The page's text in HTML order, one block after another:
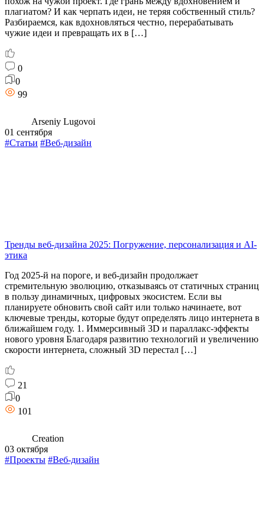
плагиатом? И как черпать идеи, не теряя собственный стиль?
Разбираемся, как вдохновляться честно, перерабатывать
чужие идеи и превращать их в […]
0
0
99
Arseniy Lugovoi
01 сентября
#Статьи #Веб-дизайн
Тренды веб-дизайна 2025: Погружение, персонализация и AI-
этика
Год 2025-й на пороге, и веб-дизайн продолжает
стремительную эволюцию, отказываясь от статичных страниц
в пользу динамичных, цифровых экосистем. Если вы
планируете обновить свой сайт или только начинаете, вот
ключевые тренды, которые будут определять лицо интернета в
ближайшем году. 1. Иммерсивный 3D и параллакс-эффекты
нового уровня Благодаря развитию технологий и увеличению
скорости интернета, сложный 3D перестал […]
21
0
101
Creation
03 октября
#Проекты #Веб-дизайн